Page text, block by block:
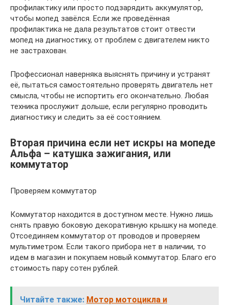
профилактику или просто подзарядить аккумулятор,
чтобы мопед завёлся. Если же проведённая
профилактика не дала результатов стоит отвести
мопед на диагностику, от проблем с двигателем никто
не застрахован.
Профессионал наверняка выяснять причину и устранят
её, пытаться самостоятельно проверять двигатель нет
смысла, чтобы не испортить его окончательно. Любая
техника прослужит дольше, если регулярно проводить
диагностику и следить за её состоянием.
Вторая причина если нет искры на мопеде
Альфа – катушка зажигания, или
коммутатор
Проверяем коммутатор
Коммутатор находится в доступном месте. Нужно лишь
снять правую боковую декоративную крышку на мопеде.
Отсоединяем коммутатор от проводов и проверяем
мультиметром. Если такого прибора нет в наличии, то
идем в магазин и покупаем новый коммутатор. Благо его
стоимость пару сотен рублей.
Читайте также: Мотор мотоцикла и